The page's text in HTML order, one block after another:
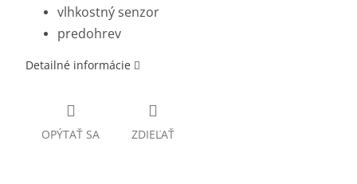
vlhkostný senzor
predohrev
Detailné informácie
OPÝTAŤ SA ZDIEĽAŤ